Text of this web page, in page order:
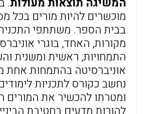
מוכשרים להיות מורים בכל
בבית הספר. משתתפי
מקורות, האחד, בוגרי
התמחויות, ראשית ומשנית
אוניברסיטה בהתמחות אחת
נחשב כקורס לתכניות
ומטרתו להכשיר את המורים